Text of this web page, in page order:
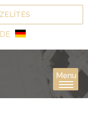
DE
Menu